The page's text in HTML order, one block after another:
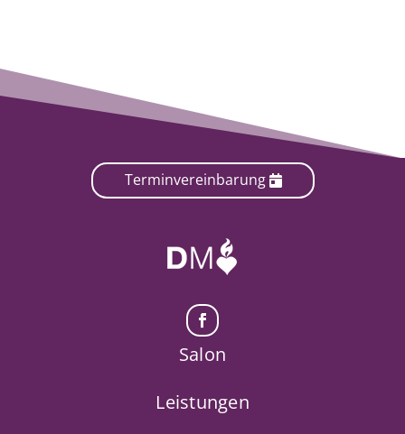
Terminvereinbarung
Salon
Leistungen